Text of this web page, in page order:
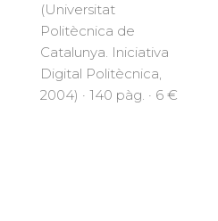
(Universitat
Politècnica de
Catalunya. Iniciativa
Digital Politècnica,
2004) · 140 pàg. · 6 €